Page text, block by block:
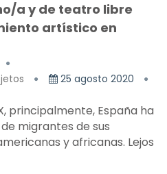
a y de teatro libre
artístico en
25 agosto 2020
principalmente, España ha
migrantes de sus
y africanas. Lejos